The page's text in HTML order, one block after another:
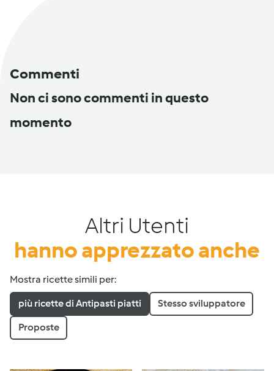
Commenti
Non ci sono commenti in questo
momento
Altri Utenti
hanno apprezzato anche
Mostra ricette simili per:
più ricette di Antipasti piatti Stesso sviluppatore
Proposte